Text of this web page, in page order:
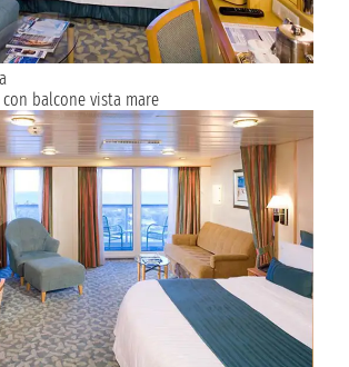
con balcone vista mare